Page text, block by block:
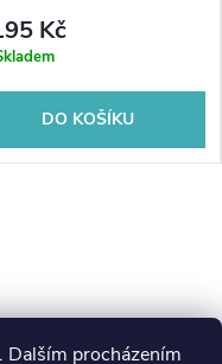
Dalším procházením
Kč
DO KOŠÍKU